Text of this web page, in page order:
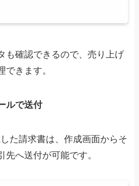
も確認できるので、売り上げ
できます。
ルで送付
た請求書は、作成画面からそ
先へ送付が可能です。